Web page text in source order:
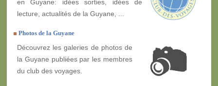
en Guyane: idées sorties, idées de
lecture, actualités de la Guyane, ...
Photos de la Guyane
Découvrez les galeries de photos de
la Guyane publiées par les membres
du club des voyages.